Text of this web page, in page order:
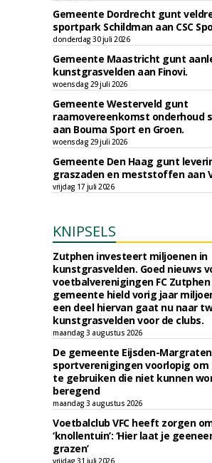
Gemeente Dordrecht gunt
sportpark Schildman aan CSC
donderdag 30 juli 2026
Gemeente Maastricht gunt
kunstgrasvelden aan Finovi.
woensdag 29 juli 2026
Gemeente Westerveld gunt
raamovereenkomst onderhoud
aan Bouma Sport en Groen.
woensdag 29 juli 2026
Gemeente Den Haag gunt
graszaden en meststoffen aan
vrijdag 17 juli 2026
KNIPSELS
Zutphen investeert miljoenen in
kunstgrasvelden. Goed nieuws
voetbalverenigingen FC Zutphen
gemeente hield vorig jaar
een deel hiervan gaat nu naar
kunstgrasvelden voor de clubs.
maandag 3 augustus 2026
De gemeente Eijsden-
sportverenigingen voorlopig om
te gebruiken die niet kunnen
beregend
maandag 3 augustus 2026
Voetbalclub VFC heeft zorgen
‘knollentuin’: ‘Hier laat je
grazen’
vrijdag 31 juli 2026